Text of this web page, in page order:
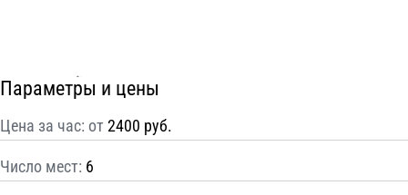
Параметры и цены
Цена за час: от2400 руб.
Число мест: 6